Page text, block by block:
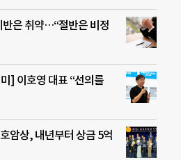
은 취약…“절반은 비정
] 이호영 대표 “선의를
암상, 내년부터 상금 5억